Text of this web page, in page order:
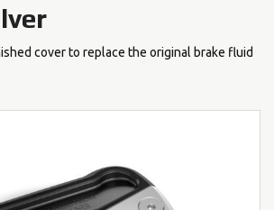
cover to replace the original brake fluid